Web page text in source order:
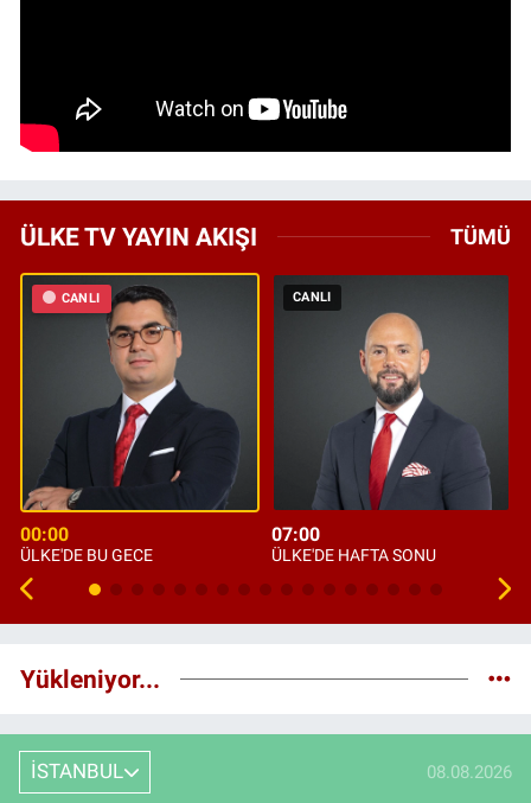
ÜLKE TV YAYIN AKIŞI TÜMÜ
CANLI
00:00
ÜLKE'DE BU GECE
CANLI
07:00
ÜLKE'DE HAFTA SONU
Yükleniyor...
İSTANBUL 08.08.2026